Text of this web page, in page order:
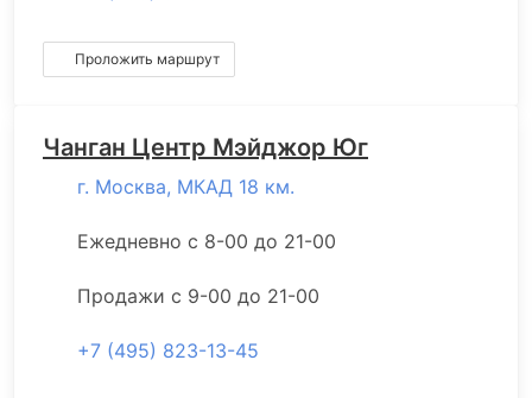
Проложить маршрут
Чанган Центр Мэйджор Юг
г. Москва, МКАД 18 км.
Ежедневно с 8-00 до 21-00
Продажи с 9-00 до 21-00
+7 (495) 823-13-45